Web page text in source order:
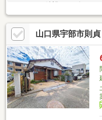
構工事駐車場拡張、屋根・外
交換、玄関鍵交換、フローリ
ローゼット交換、シューズボ
めポイント】・シロアリ防除
可能額など、お客様のご希望
めての方でもお気軽にご相談
ブン宇部空港通り
山口県宇部市則